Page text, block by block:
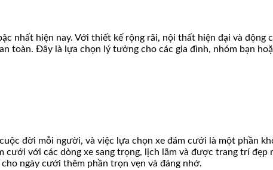
nhất hiện nay. Với thiết kế rộng rãi, nội thất hiện đại và động
toàn. Đây là lựa chọn lý tưởng cho các gia đình, nhóm bạn
đời mỗi người, và việc lựa chọn xe đám cưới là một phần
cưới với các dòng xe sang trọng, lịch lãm và được trang trí
ngày cưới thêm phần trọn vẹn và đáng nhớ.